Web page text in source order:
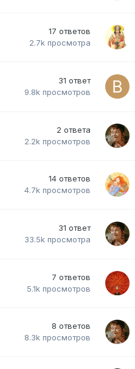
17 ответов
2.7k просмотра
31 ответ
9.8k просмотров
2 ответа
2.2k просмотров
14 ответов
4.7k просмотров
31 ответ
33.5k просмотра
7 ответов
5.1k просмотров
8 ответов
8.3k просмотров